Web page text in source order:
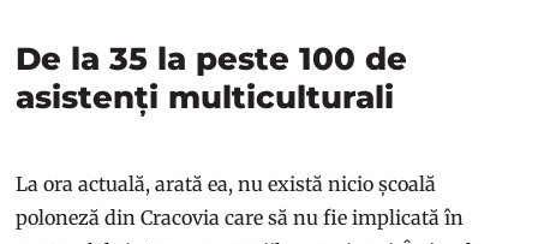
De la 35 la peste 100 de
asistenți multiculturali
La ora actuală, arată ea, nu există nicio școală
poloneză din Cracovia care să nu fie implicată în